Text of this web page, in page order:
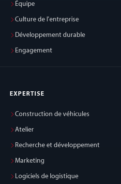
Équipe
Culture de l'entreprise
Développement durable
Engagement
EXPERTISE
Construction de véhicules
Atelier
Recherche et développement
Marketing
Logiciels de logistique